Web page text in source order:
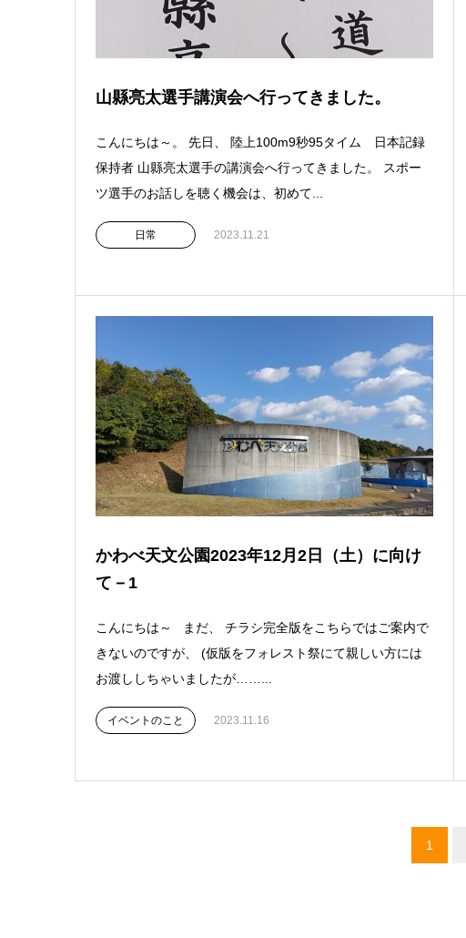
山縣亮太選手講演会へ行ってきました。
こんにちは～。 先日、 陸上100m9秒95タイム 日本記録
保持者 山縣亮太選手の講演会へ行ってきました。 スポー
ツ選手のお話しを聴く機会は、初めて...
日常 2023.11.21
かわべ天文公園2023年12月2日（土）に向け
て－1
こんにちは～ まだ、 チラシ完全版をこちらではご案内で
きないのですが、 (仮版をフォレスト祭にて親しい方には
お渡ししちゃいましたが……...
イベントのこと 2023.11.16
1